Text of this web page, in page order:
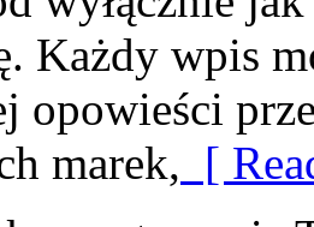
Każdy wpis
opowieści
marek, [